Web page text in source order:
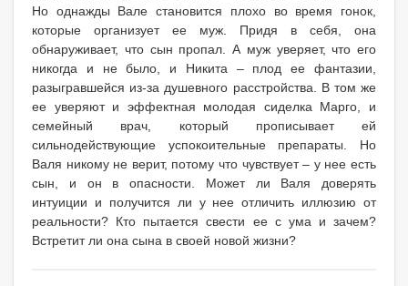
Но однажды Вале становится плохо во время гонок,
которые организует ее муж. Придя в себя, она
обнаруживает, что сын пропал. А муж уверяет, что его
никогда и не было, и Никита – плод ее фантазии,
разыгравшейся из-за душевного расстройства. В том же
ее уверяют и эффектная молодая сиделка Марго, и
семейный врач, который прописывает ей
сильнодействующие успокоительные препараты. Но
Валя никому не верит, потому что чувствует – у нее есть
сын, и он в опасности. Может ли Валя доверять
интуиции и получится ли у нее отличить иллюзию от
реальности? Кто пытается свести ее с ума и зачем?
Встретит ли она сына в своей новой жизни?